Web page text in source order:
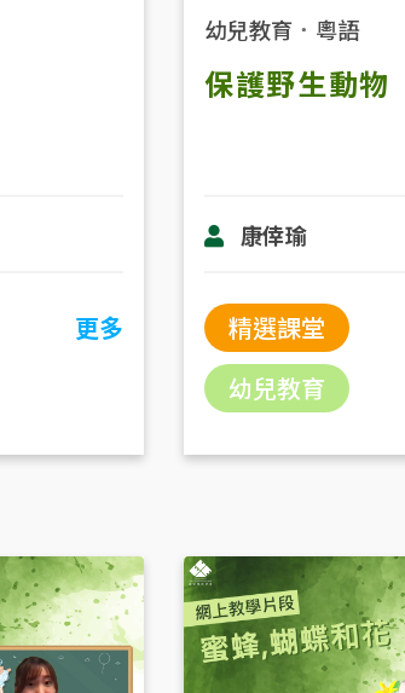
更多
幼兒教育 ． 粵語
保護野生動物
康倖瑜
精選課堂
幼兒教育